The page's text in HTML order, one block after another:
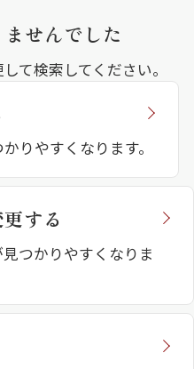
ンセレクショ
リー
せんでした
て検索してください。
りやすくなります。
する
つかりやすくなりま
先端のサービス。上
追求する、アナタの
フラッグシップモデ
す。